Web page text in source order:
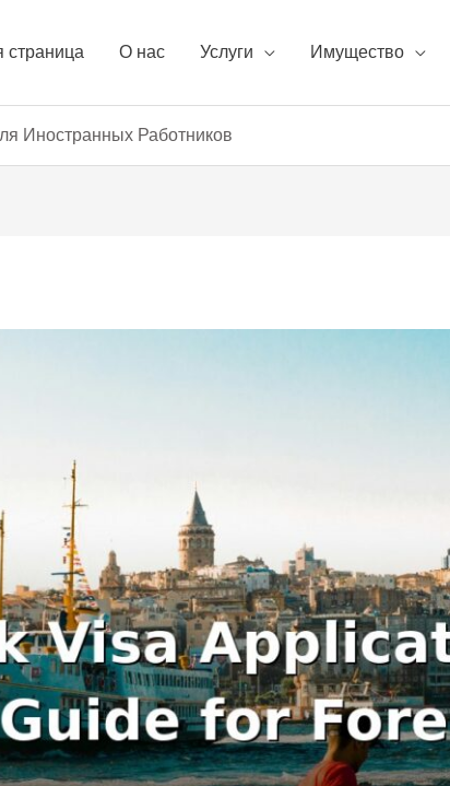
О нас Услуги Имущество
Иностранных Работников